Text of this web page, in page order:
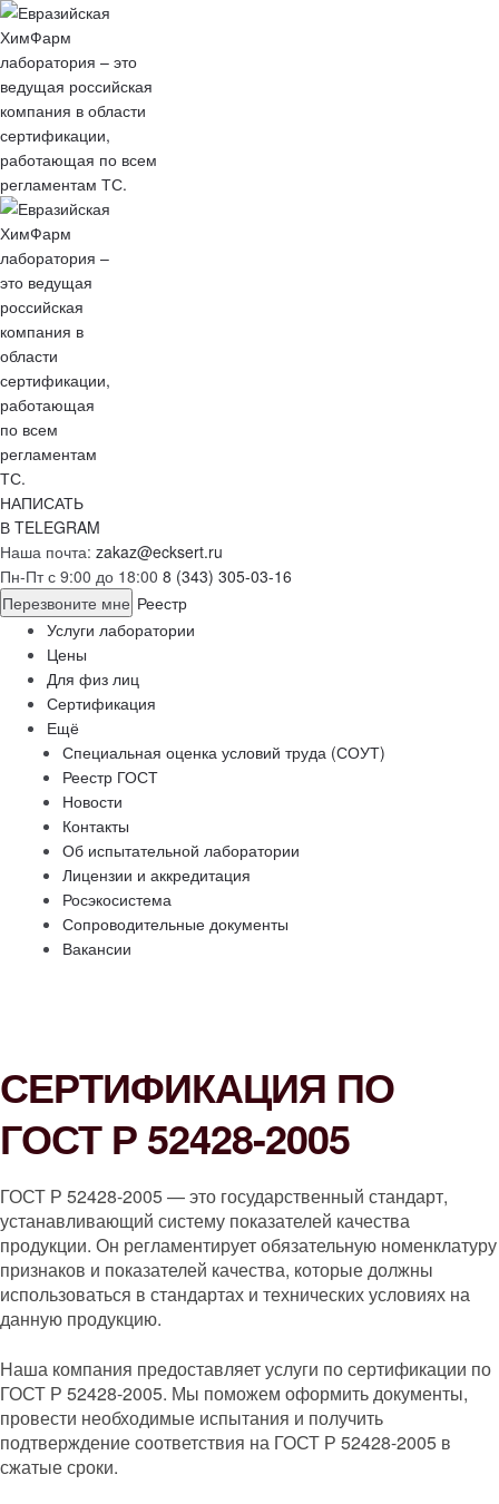
НАПИСАТЬ
В TELEGRAM
Наша почта: zakaz@ecksert.ru
Пн-Пт с 9:00 до 18:00 8 (343) 305-03-16
Перезвоните мне Реестр
Услуги лаборатории
Цены
Для физ лиц
Сертификация
Ещё
Специальная оценка условий труда (СОУТ)
Реестр ГОСТ
Новости
Контакты
Об испытательной лаборатории
Лицензии и аккредитация
Росэкосистема
Сопроводительные документы
Вакансии
СЕРТИФИКАЦИЯ ПО
ГОСТ Р 52428-2005
ГОСТ Р 52428-2005 — это государственный стандарт,
устанавливающий систему показателей качества
продукции. Он регламентирует обязательную номенклатуру
признаков и показателей качества, которые должны
использоваться в стандартах и технических условиях на
данную продукцию.
Наша компания предоставляет услуги по сертификации по
ГОСТ Р 52428-2005. Мы поможем оформить документы,
провести необходимые испытания и получить
подтверждение соответствия на ГОСТ Р 52428-2005 в
сжатые сроки.